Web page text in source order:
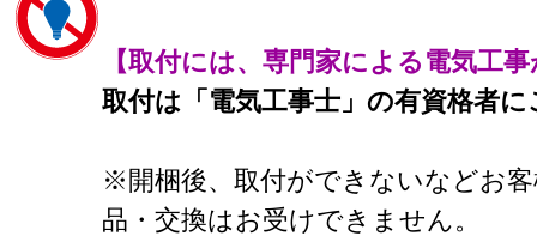
【取付には、専門家による電気工
取付は「電気工事士」の有資格者
※開梱後、取付ができないなどお
品・交換はお受けできません。